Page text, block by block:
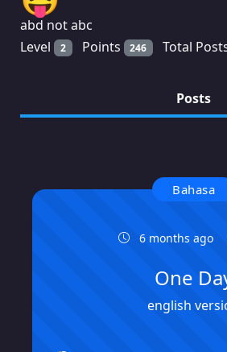
abd not abc
Level
2 Points 246 Total
Posts
6 months ago
Bahasa
One
english